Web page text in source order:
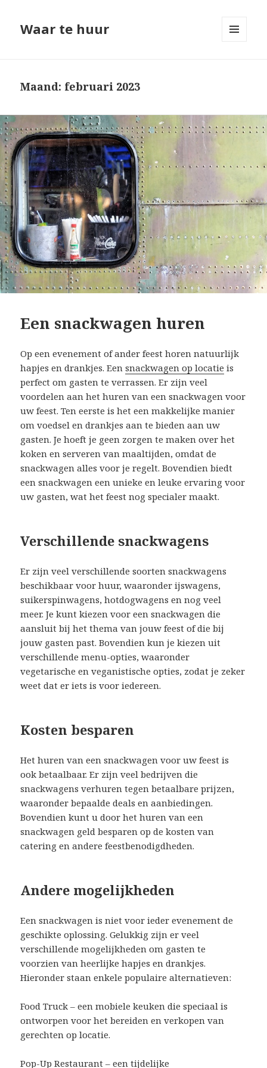
Waar te huur
Maand: februari 2023
Een snackwagen huren
Op een evenement of ander feest horen natuurlijk
hapjes en drankjes. Eensnackwagen op locatie is
perfect om gasten te verrassen. Er zijn veel
voordelen aan het huren van een snackwagen voor
uw feest. Ten eerste is het een makkelijke manier
om voedsel en drankjes aan te bieden aan uw
gasten. Je hoeft je geen zorgen te maken over het
koken en serveren van maaltijden, omdat de
snackwagen alles voor je regelt. Bovendien biedt
een snackwagen een unieke en leuke ervaring voor
uw gasten, wat het feest nog specialer maakt.
Verschillende snackwagens
Er zijn veel verschillende soorten snackwagens
beschikbaar voor huur, waaronder ijswagens,
suikerspinwagens, hotdogwagens en nog veel
meer. Je kunt kiezen voor een snackwagen die
aansluit bij het thema van jouw feest of die bij
jouw gasten past. Bovendien kun je kiezen uit
verschillende menu-opties, waaronder
vegetarische en veganistische opties, zodat je zeker
weet dat er iets is voor iedereen.
Kosten besparen
Het huren van een snackwagen voor uw feest is
ook betaalbaar. Er zijn veel bedrijven die
snackwagens verhuren tegen betaalbare prijzen,
waaronder bepaalde deals en aanbiedingen.
Bovendien kunt u door het huren van een
snackwagen geld besparen op de kosten van
catering en andere feestbenodigdheden.
Andere mogelijkheden
Een snackwagen is niet voor ieder evenement de
geschikte oplossing. Gelukkig zijn er veel
verschillende mogelijkheden om gasten te
voorzien van heerlijke hapjes en drankjes.
Hieronder staan enkele populaire alternatieven:
Food Truck – een mobiele keuken die speciaal is
ontworpen voor het bereiden en verkopen van
gerechten op locatie.
Pop-Up Restaurant – een tijdelijke